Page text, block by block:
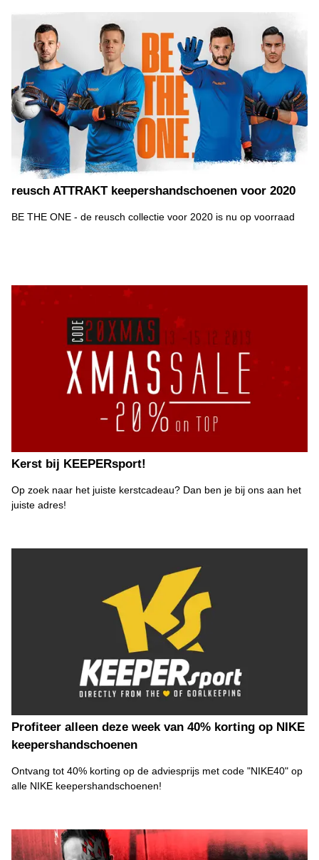
reusch ATTRAKT keepershandschoenen voor 2020
BE THE ONE - de reusch collectie voor 2020 is nu op voorraad
Kerst bij KEEPERsport!
Op zoek naar het juiste kerstcadeau? Dan ben je bij ons aan het
juiste adres!
Profiteer alleen deze week van 40% korting op NIKE
keepershandschoenen
Ontvang tot 40% korting op de adviesprijs met code "NIKE40" op
alle NIKE keepershandschoenen!